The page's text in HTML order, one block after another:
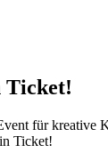
Ticket!
für kreative
Ticket!